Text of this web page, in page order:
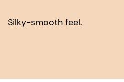
Silky-smooth feel.